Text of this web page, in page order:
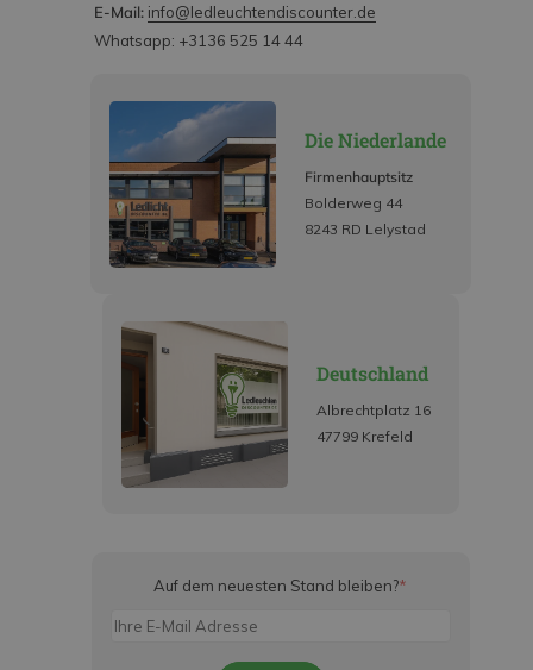
E-Mail: info@ledleuchtendiscounter.de
Whatsapp: +3136 525 14 44
Die Niederlande
Firmenhauptsitz
Bolderweg 44
8243 RD Lelystad
Deutschland
Albrechtplatz 16
47799 Krefeld
Auf dem neuesten Stand bleiben?*